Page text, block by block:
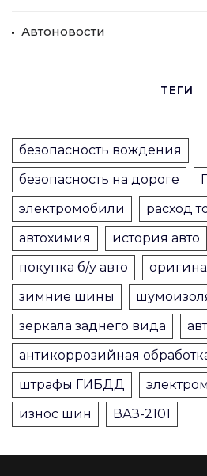
Автоновости
ТЕГИ
безопасность вождения
безопасность на дороге
электромобили
расход
автохимия
история авто
покупка б/у авто
зимние шины
зеркала заднего вида
антикоррозийная
штрафы ГИБДД
износ шин
ВАЗ-2101